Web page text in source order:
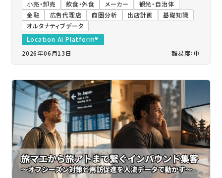
小売・卸売 飲食・外食 メーカー
観光・自治体
金融
広告代理店 商圏分析 出店計画
基礎知識
オルタナティブデータ
Location AI Platform®
2026年06月13日
難易度：中